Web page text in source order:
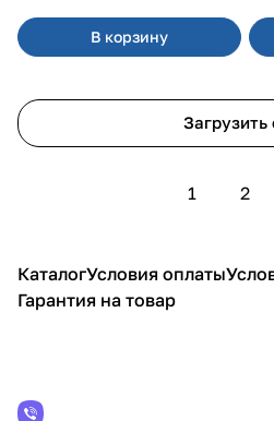
В корзину
1 2
КаталогУсловия оплаты
Гарантия на товар